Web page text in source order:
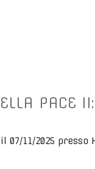
PACE
il 07/11/2025